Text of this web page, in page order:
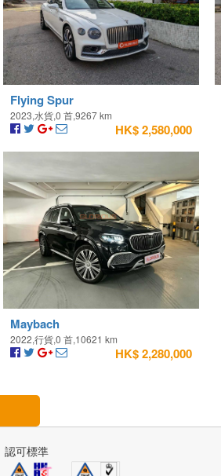
Flying Spur
2023,水貨,0 首,9267 km
HK$ 2,580,000
Maybach
2022,行貨,0 首,10621 km
HK$ 2,280,000
認可標準